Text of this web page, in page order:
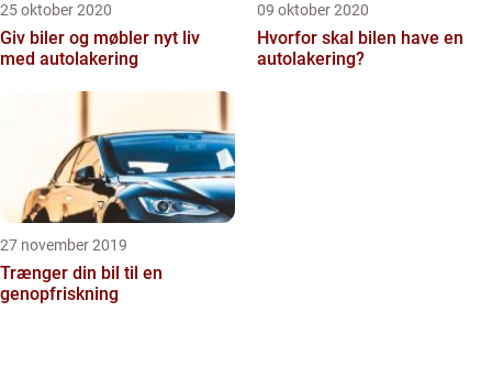
25 oktober 2020
Giv biler og møbler nyt liv
med autolakering
09 oktober 2020
Hvorfor skal bilen have en
autolakering?
27 november 2019
Trænger din bil til en
genopfriskning